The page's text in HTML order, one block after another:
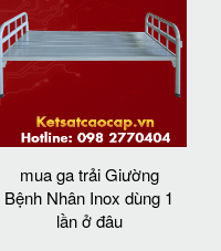
mua ga trải Giường
Bệnh Nhân Inox dùng 1
lần ở đâu